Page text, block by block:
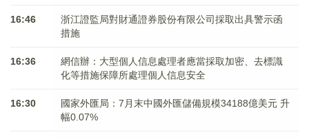
16:46
浙江證監局對財通證券股份有限公司採取出具警示函
措施
16:36
網信辦：大型個人信息處理者應當採取加密、去標識
化等措施保障所處理個人信息安全
16:30
國家外匯局：7月末中國外匯儲備規模34188億美元 升
幅0.07%